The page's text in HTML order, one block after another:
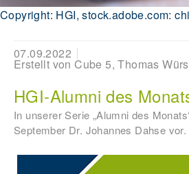
Copyright: HGI, stock.adobe.com:
07.09.2022
Erstellt von Cube 5, Thomas
HGI-Alumni des
In unserer Serie „Alumni des
September Dr. Johannes Dahse vor.